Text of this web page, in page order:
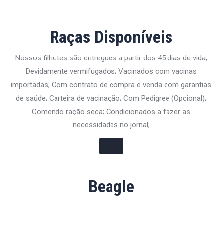
Raças Disponíveis
Nossos filhotes são entregues a partir dos 45 dias de vida;
Devidamente vermifugados; Vacinados com vacinas
importadas; Com contrato de compra e venda com garantias
de saúde; Carteira de vacinação; Com Pedigree (Opcional);
Comendo ração seca; Condicionados a fazer as
necessidades no jornal;
Beagle